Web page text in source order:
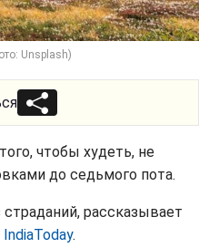
Unsplash)
чтобы худеть, не
до седьмого пота.
рассказывает
IndiaToday.